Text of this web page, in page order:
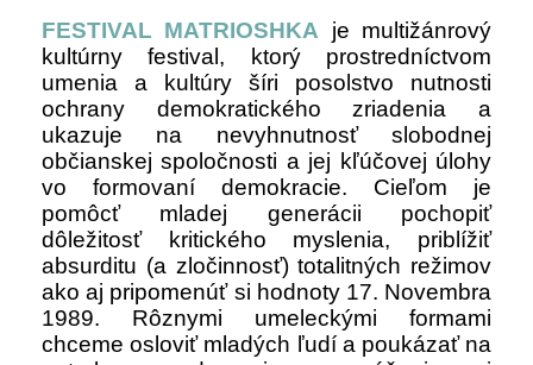
FESTIVAL MATRIOSHKA je multižánrový
kultúrny festival, ktorý prostredníctvom
umenia a kultúry šíri posolstvo nutnosti
ochrany demokratického zriadenia a
ukazuje na nevyhnutnosť slobodnej
občianskej spoločnosti a jej kľúčovej úlohy
vo formovaní demokracie. Cieľom je
pomôcť mladej generácii pochopiť
dôležitosť kritického myslenia, priblížiť
absurditu (a zločinnosť) totalitných režimov
ako aj pripomenúť si hodnoty 17. Novembra
1989. Rôznymi umeleckými formami
chceme osloviť mladých ľudí a poukázať na